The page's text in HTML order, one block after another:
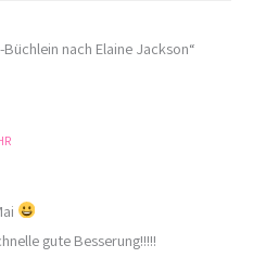
nach Elaine Jackson“
gute Besserung!!!!!